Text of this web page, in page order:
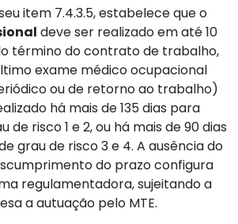
item 7.4.3.5, estabelece que o
deve ser realizado em até 10
término do contrato de trabalho,
exame médico ocupacional
ou de retorno ao trabalho)
há mais de 135 dias para
de risco 1 e 2, ou há mais de 90 dias
grau de risco 3 e 4. A ausência do
do prazo configura
regulamentadora, sujeitando a
a autuação pelo MTE.